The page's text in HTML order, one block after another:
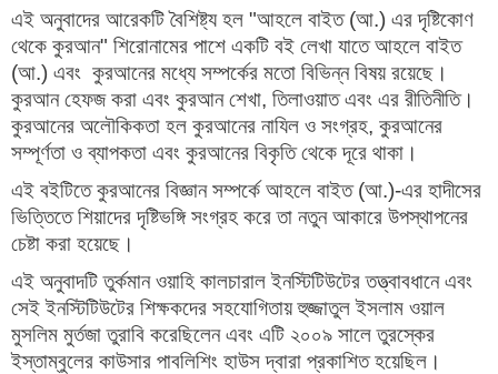
এই অনুবাদের আরেকটি বৈশিষ্ট্য হল "আহলে বাইত (আ.) এর দৃষ্টিকোণ
থেকে কুরআন" শিরোনামের পাশে একটি বই লেখা যাতে আহলে বাইত
(আ.) এবং কুরআনের মধ্যে সম্পর্কের মতো বিভিন্ন বিষয় রয়েছে।
কুরআন হেফজ করা এবং কুরআন শেখা, তিলাওয়াত এবং এর রীতিনীতি।
কুরআনের অলৌকিকতা হল কুরআনের নাযিল ও সংগ্রহ, কুরআনের
সম্পূর্ণতা ও ব্যাপকতা এবং কুরআনের বিকৃতি থেকে দূরে থাকা।
এই বইটিতে কুরআনের বিজ্ঞান সম্পর্কে আহলে বাইত (আ.)-এর হাদীসের
ভিত্তিতে শিয়াদের দৃষ্টিভঙ্গি সংগ্রহ করে তা নতুন আকারে উপস্থাপনের
চেষ্টা করা হয়েছে।
এই অনুবাদটি তুর্কমান ওয়াহি কালচারাল ইনস্টিটিউটের তত্ত্বাবধানে এবং
সেই ইনস্টিটিউটের শিক্ষকদের সহযোগিতায় হুজ্জাতুল ইসলাম ওয়াল
মুসলিম মুর্তজা তুরাবি করেছিলেন এবং এটি ২০০৯ সালে তুরস্কের
ইস্তাম্বুলের কাউসার পাবলিশিং হাউস দ্বারা প্রকাশিত হয়েছিল।